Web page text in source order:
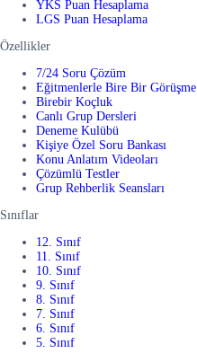
YKS Puan Hesaplama
LGS Puan Hesaplama
Özellikler
7/24 Soru Çözüm
Eğitmenlerle Bire Bir Görüşme
Birebir Koçluk
Canlı Grup Dersleri
Deneme Kulübü
Kişiye Özel Soru Bankası
Konu Anlatım Videoları
Çözümlü Testler
Grup Rehberlik Seansları
Sınıflar
12. Sınıf
11. Sınıf
10. Sınıf
9. Sınıf
8. Sınıf
7. Sınıf
6. Sınıf
5. Sınıf